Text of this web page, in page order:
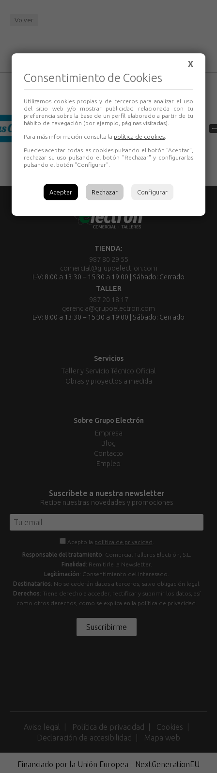
Volver
TIENDA:
987 80 29 55
comercial@grupoelectron.com
L-V: 8:00 a 13:30 – 15:30 a 19:00 | Sábado: Cerrado
TALLER
987 20 18 17
gerencia@grupoelectron.com
L-V: 8:00 a 13:30 – 15:30 a 19:00 | Sábado: Cerrado
Servicios
Taller y Servicio Técnico Oficial
Obras y proyectos a medida
Sobre Grupo Electrón
Empresa
Blog
Contacto
Empleo
Suscríbete a nuestra newsletter
Recibe nuestras novedades y promociones
Acepto la política de privacidad
Responsable del tratamiento: Comercial Talleres Electrón, S.L.
Finalidad : Remitirle la Newsletter.
Legitimación: Consentimiento del interesado.
Destinatarios: No se cederán datos a terceros, salvo obligación legal.
Derechos: Tiene derecho a acceder, rectificar y suprimir los datos, así
como otros derechos, como se explica en la política de privacidad.
Suscribirme
Aviso legal Política de privacidad
Cookies
Declaración de accesibilidad
Mapa web
Financiado por la Unión Europea - NextGenerationEU
X
Consentimiento de Cookies
Utilizamos cookies propias y de terceros para analizar el uso
del sitio web y/o mostrar publicidad relacionada con tu
preferencia sobre la base de un perfil elaborado a partir de tu
hábito de navegación (por ejemplo, páginas visitadas).
Para más información consulta la política de cookies
Puedes aceptar todas las cookies pulsando el botón "Aceptar",
rechazar su uso pulsando el botón "Rechazar" y configurarlas
pulsando el botón "Configurar".
Aceptar Rechazar Configurar